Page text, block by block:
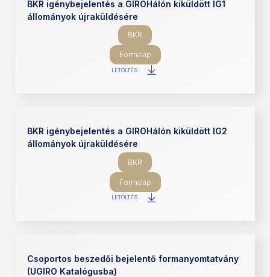
BKR igénybejelentés a GIROHálón kiküldött IG1
állományok újraküldésére
BKR
Formalap
LETÖLTÉS
BKR igénybejelentés a GIROHálón kiküldött IG2
állományok újraküldésére
BKR
Formalap
LETÖLTÉS
Csoportos beszedői bejelentő formanyomtatvány
(UGIRO Katalógusba)